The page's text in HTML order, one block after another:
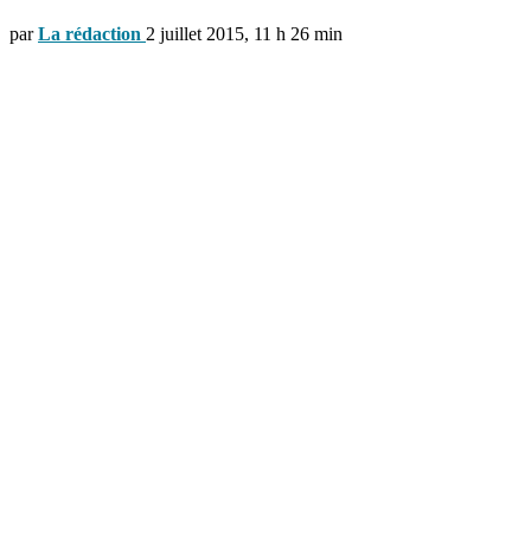
par La rédaction 2 juillet 2015, 11 h 26 min